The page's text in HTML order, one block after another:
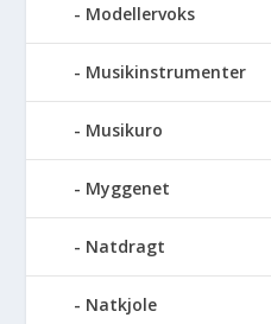
Modellervoks
Musikinstrumenter
Musikuro
Myggenet
Natdragt
Natkjole